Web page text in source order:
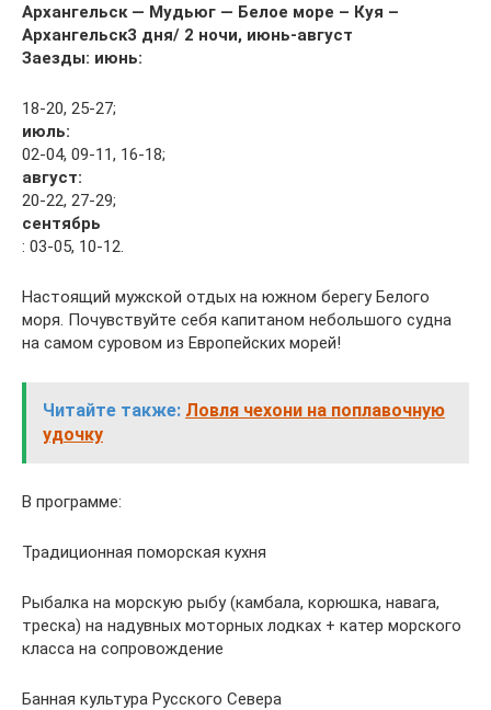
Архангельск — Мудьюг — Белое море – Куя –
Архангельск3 дня/ 2 ночи, июнь-август
Заезды: июнь:
18-20, 25-27;
июль:
02-04, 09-11, 16-18;
август:
20-22, 27-29;
сентябрь
: 03-05, 10-12.
Настоящий мужской отдых на южном берегу Белого
моря. Почувствуйте себя капитаном небольшого судна
на самом суровом из Европейских морей!
Читайте также: Ловля чехони на поплавочную
удочку
В программе:
Традиционная поморская кухня
Рыбалка на морскую рыбу (камбала, корюшка, навага,
треска) на надувных моторных лодках + катер морского
класса на сопровождение
Банная культура Русского Севера